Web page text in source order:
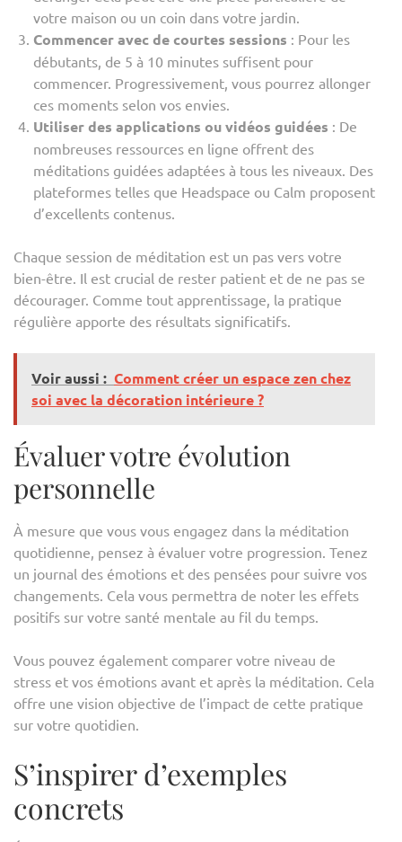
votre maison ou un coin dans votre jardin.
Commencer avec de courtes sessions : Pour les
débutants, de 5 à 10 minutes suffisent pour
commencer. Progressivement, vous pourrez allonger
ces moments selon vos envies.
Utiliser des applications ou vidéos guidées : De
nombreuses ressources en ligne offrent des
méditations guidées adaptées à tous les niveaux. Des
plateformes telles que Headspace ou Calm proposent
d’excellents contenus.
Chaque session de méditation est un pas vers votre
bien-être. Il est crucial de rester patient et de ne pas se
décourager. Comme tout apprentissage, la pratique
régulière apporte des résultats significatifs.
Voir aussi : Comment créer un espace zen chez
soi avec la décoration intérieure ?
Évaluer votre évolution
personnelle
À mesure que vous vous engagez dans la méditation
quotidienne, pensez à évaluer votre progression. Tenez
un journal des émotions et des pensées pour suivre vos
changements. Cela vous permettra de noter les effets
positifs sur votre santé mentale au fil du temps.
Vous pouvez également comparer votre niveau de
stress et vos émotions avant et après la méditation. Cela
offre une vision objective de l’impact de cette pratique
sur votre quotidien.
S’inspirer d’exemples
concrets